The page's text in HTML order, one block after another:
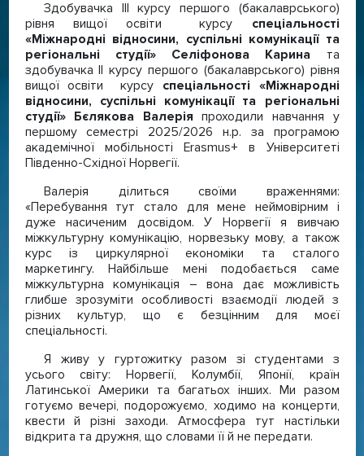
Здобувачка ІІІ курсу першого (бакалаврського)
рівня вищої освіти курсу спеціальності
«Міжнародні відносини, суспільні комунікації та
регіональні студії» Селіфонова Карина та
здобувачка ІІ курсу першого (бакалаврського) рівня
вищої освіти курсу спеціальності «Міжнародні
відносини, суспільні комунікації та регіональні
студії» Бєлякова Валерія проходили навчання у
першому семестрі 2025/2026 н.р. за програмою
академічної мобільності Erasmus+ в Університеті
Південно-Східної Норвегії.
Валерія ділиться своїми враженнями:
«Перебування тут стало для мене неймовірним і
дуже насиченим досвідом. У Норвегії я вивчаю
міжкультурну комунікацію, норвезьку мову, а також
курс із циркулярної економіки та сталого
маркетингу. Найбільше мені подобається саме
міжкультурна комунікація – вона дає можливість
глибше зрозуміти особливості взаємодії людей з
різних культур, що є безцінним для моєї
спеціальності.
Я живу у гуртожитку разом зі студентами з
усього світу: Норвегії, Колумбії, Японії, країн
Латинської Америки та багатьох інших. Ми разом
готуємо вечері, подорожуємо, ходимо на концерти,
квести й різні заходи. Атмосфера тут настільки
відкрита та дружня, що словами її й не передати.